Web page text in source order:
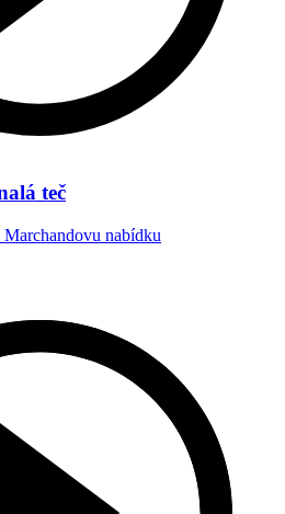
teč
nabídku